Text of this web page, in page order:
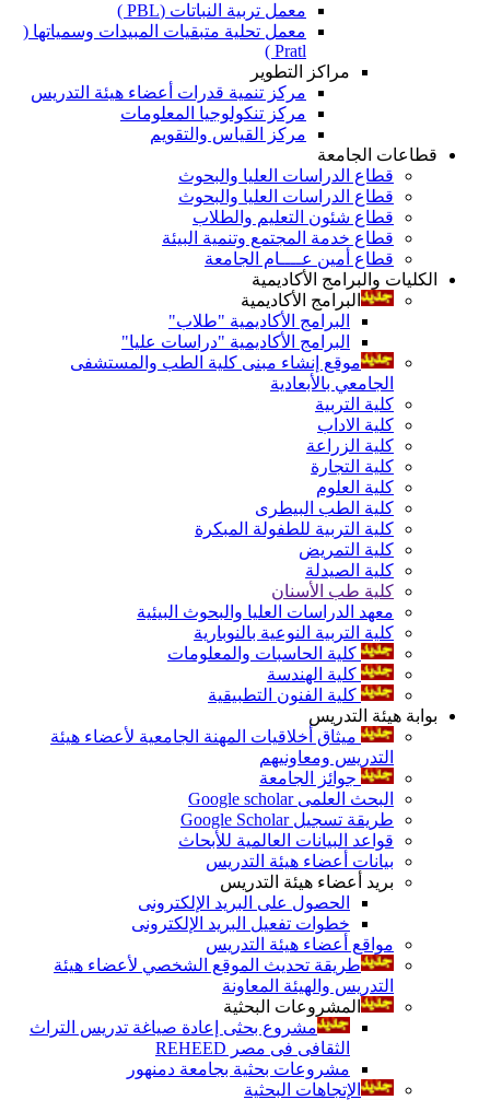
معمل تربية النباتات (PBL )
معمل تحلية متبقيات المبيدات وسمياتها (
Pratl )
مراكز التطوير
مركز تنمية قدرات أعضاء هيئة التدريس
مركز تنكولوجيا المعلومات
مركز القياس والتقويم
قطاعات الجامعة
قطاع الدراسات العليا والبحوث
قطاع الدراسات العليا والبحوث
قطاع شئون التعليم والطلاب
قطاع خدمة المجتمع وتنمية البيئة
قطاع أمين عــــام الجامعة
الكليات والبرامج الأكاديمية
البرامج الأكاديمية
البرامج الأكاديمية "طلاب"
البرامج الأكاديمية "دراسات عليا"
موقع إنشاء مبنى كلية الطب والمستشفى
الجامعي بالأبعادية
كلية التربية
كلية الاداب
كلية الزراعة
كلية التجارة
كلية العلوم
كلية الطب البيطرى
كلية التربية للطفولة المبكرة
كلية التمريض
كلية الصيدلة
كلية طب الأسنان
معهد الدراسات العليا والبحوث البيئية
كلية التربية النوعية بالنوبارية
كلية الحاسبات والمعلومات
كلية الهندسة
كلية الفنون التطبيقية
بوابة هيئة التدريس
ميثاق أخلاقيات المهنة الجامعية لأعضاء هيئة
التدريس ومعاونيهم
جوائز الجامعة
البحث العلمى Google scholar
طريقة تسجيل Google Scholar
قواعد البيانات العالمية للأبحاث
بيانات أعضاء هيئة التدريس
بريد أعضاء هيئة التدريس
الحصول على البريد الإلكترونى
خطوات تفعيل البريد الإلكترونى
مواقع أعضاء هيئة التدريس
طريقة تحديث الموقع الشخصي لأعضاء هيئة
التدريس والهيئة المعاونة
المشروعات البحثية
مشروع بحثى إعادة صياغة تدريس التراث
الثقافى فى مصر REHEED
مشروعات بحثية بجامعة دمنهور
الإتجاهات البحثية